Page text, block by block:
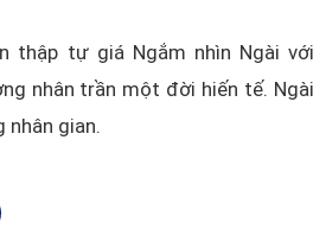
thập tự giá Ngắm nhìn Ngài với
nhân trần một đời hiến tế. Ngài
nhân gian.